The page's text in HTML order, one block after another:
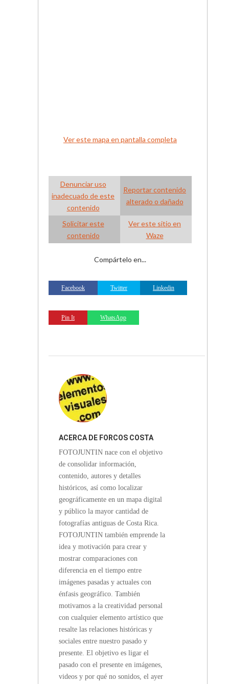
Ver este mapa en pantalla completa
Denunciar uso
inadecuado de este
contenido
Reportar contenido
alterado o dañado
Solicitar este
contenido
Ver este sitio en
Waze
Compártelo en...
Facebook Twitter Linkedin
Pin It WhatsApp
ACERCA DE FORCOS COSTA
RICA
FOTOJUNTIN nace con el objetivo
de consolidar información,
contenido, autores y detalles
históricos, así como localizar
geográficamente en un mapa digital
y público la mayor cantidad de
fotografías antiguas de Costa Rica.
FOTOJUNTIN también emprende la
idea y motivación para crear y
mostrar comparaciones con
diferencia en el tiempo entre
imágenes pasadas y actuales con
énfasis geográfico. También
motivamos a la creatividad personal
con cualquier elemento artístico que
resalte las relaciones históricas y
sociales entre nuestro pasado y
presente. El objetivo es ligar el
pasado con el presente en imágenes,
videos y por qué no sonidos, el ayer